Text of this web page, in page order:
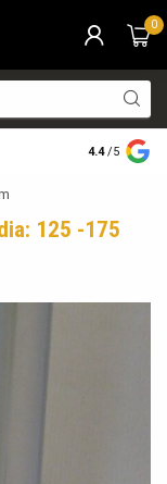
0
Bezorging
4.4 /5
125 -175